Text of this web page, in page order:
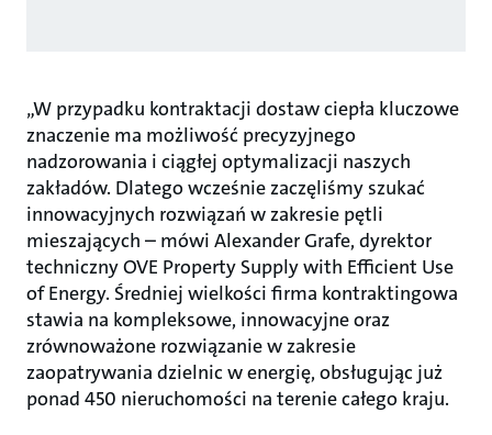
„W przypadku kontraktacji dostaw ciepła kluczowe
znaczenie ma możliwość precyzyjnego
nadzorowania i ciągłej optymalizacji naszych
zakładów. Dlatego wcześnie zaczęliśmy szukać
innowacyjnych rozwiązań w zakresie pętli
mieszających – mówi Alexander Grafe, dyrektor
techniczny OVE Property Supply with Efficient Use
of Energy. Średniej wielkości firma kontraktingowa
stawia na kompleksowe, innowacyjne oraz
zrównoważone rozwiązanie w zakresie
zaopatrywania dzielnic w energię, obsługując już
ponad 450 nieruchomości na terenie całego kraju.